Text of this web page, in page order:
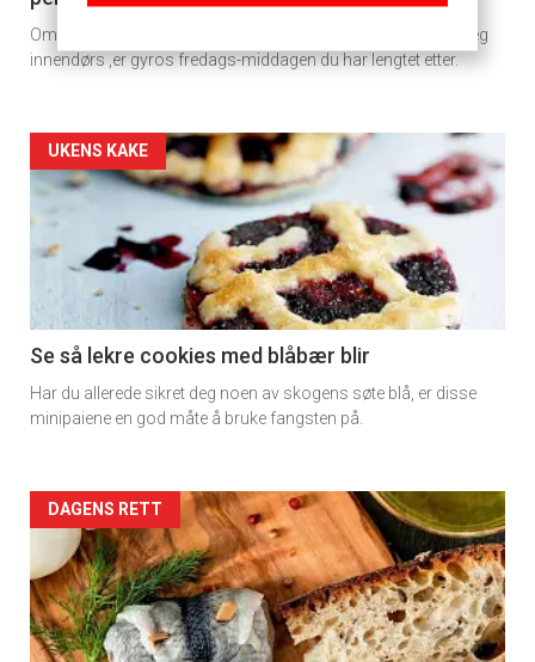
Dagens
rett
Om du har tenkt til å ta frem grillen denne helgen eller kose deg
innendørs ,er gyros fredags-middagen du har lengtet etter.
Artikler
detail
-
section
11
Dagens
UKENS KAKE
Se så lekre cookies med blåbær blir
Har du allerede sikret deg noen av skogens søte blå, er disse
minipaiene en god måte å bruke fangsten på.
Artikler
detail
-
DAGENS RETT